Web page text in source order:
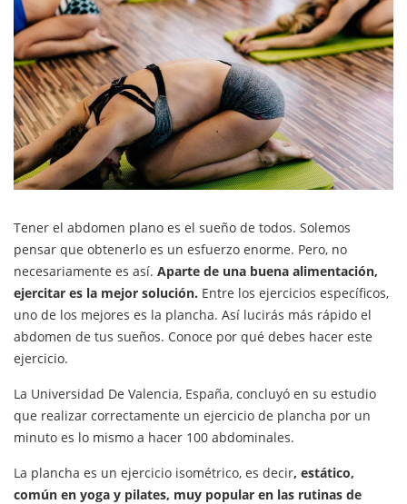
Tener el abdomen plano es el sueño de todos. Solemos
pensar que obtenerlo es un esfuerzo enorme. Pero, no
necesariamente es así. Aparte de una buena alimentación,
ejercitar es la mejor solución. Entre los ejercicios específicos,
uno de los mejores es la plancha. Así lucirás más rápido el
abdomen de tus sueños. Conoce por qué debes hacer este
ejercicio.
La Universidad De Valencia, España, concluyó en su estudio
que realizar correctamente un ejercicio de plancha por un
minuto es lo mismo a hacer 100 abdominales.
La plancha es un ejercicio isométrico, es decir, estático,
común en yoga y pilates, muy popular en las rutinas de